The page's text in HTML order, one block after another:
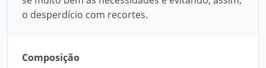
o desperdício com recortes.
Composição